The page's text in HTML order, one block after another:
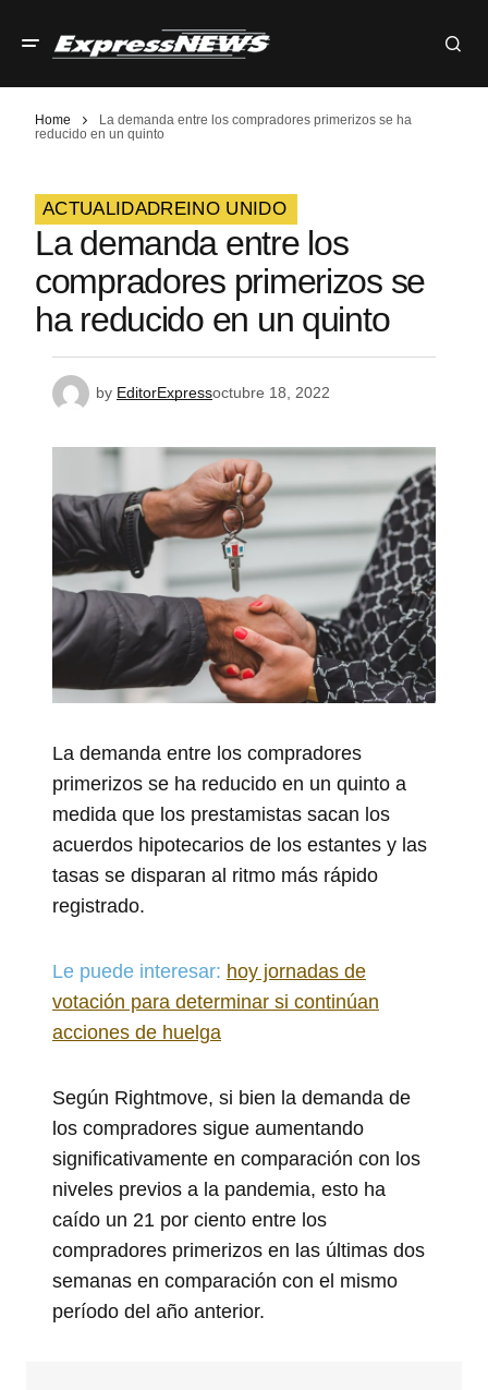
Home
La demanda entre los compradores primerizos se ha
reducido en un quinto
ACTUALIDADREINO UNIDO
La demanda entre los
compradores primerizos se
ha reducido en un quinto
by EditorExpressoctubre 18, 2022
La demanda entre los compradores
primerizos se ha reducido en un quinto a
medida que los prestamistas sacan los
acuerdos hipotecarios de los estantes y las
tasas se disparan al ritmo más rápido
registrado.
Le puede interesar: hoy jornadas de
votación para determinar si continúan
acciones de huelga
Según Rightmove, si bien la demanda de
los compradores sigue aumentando
significativamente en comparación con los
niveles previos a la pandemia, esto ha
caído un 21 por ciento entre los
compradores primerizos en las últimas dos
semanas en comparación con el mismo
período del año anterior.